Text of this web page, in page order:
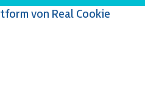
von Real Cookie